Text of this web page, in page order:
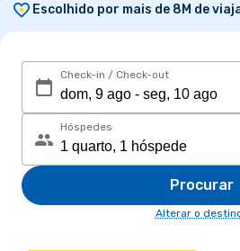
Escolhido por mais de 8M de
Check-in / Check-out
Hóspedes
Procurar
Alterar o